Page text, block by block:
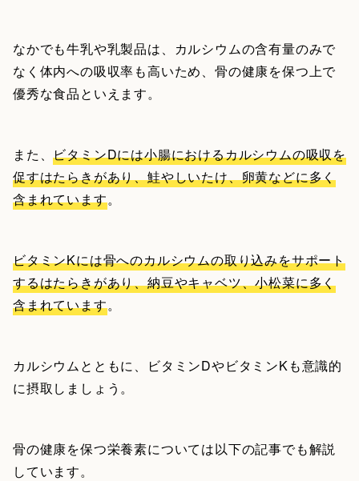
なかでも牛乳や乳製品は、カルシウムの含有量のみで
なく体内への吸収率も高いため、骨の健康を保つ上で
優秀な食品といえます。
また、ビタミンDには小腸におけるカルシウムの吸収を
促すはたらきがあり、鮭やしいたけ、卵黄などに多く
含まれています。
ビタミンKには骨へのカルシウムの取り込みをサポート
するはたらきがあり、納豆やキャベツ、小松菜に多く
含まれています。
カルシウムとともに、ビタミンDやビタミンKも意識的
に摂取しましょう。
骨の健康を保つ栄養素については以下の記事でも解説
しています。